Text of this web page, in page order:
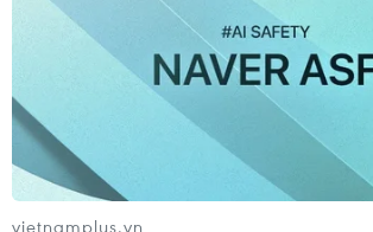
vietnamplus.vn